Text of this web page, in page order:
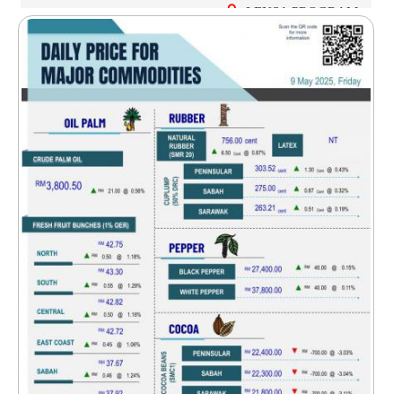
LENSA PROGRAM